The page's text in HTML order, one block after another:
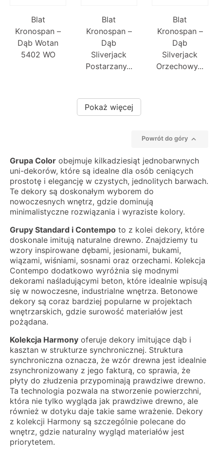
Blat
Kronospan –
Dąb Wotan
5402 WO
Blat
Kronospan –
Dąb
Sliverjack
Postarzany...
Blat
Kronospan –
Dąb
Silverjack
Orzechowy...
Pokaż więcej
Powrót do góry 
Grupa Color obejmuje kilkadziesiąt jednobarwnych
uni-dekorów, które są idealne dla osób ceniących
prostotę i elegancję w czystych, jednolitych barwach.
Te dekory są doskonałym wyborem do
nowoczesnych wnętrz, gdzie dominują
minimalistyczne rozwiązania i wyraziste kolory.
Grupy Standard i Contempo to z kolei dekory, które
doskonale imitują naturalne drewno. Znajdziemy tu
wzory inspirowane dębami, jesionami, bukami,
wiązami, wiśniami, sosnami oraz orzechami. Kolekcja
Contempo dodatkowo wyróżnia się modnymi
dekorami naśladującymi beton, które idealnie wpisują
się w nowoczesne, industrialne wnętrza. Betonowe
dekory są coraz bardziej popularne w projektach
wnętrzarskich, gdzie surowość materiałów jest
pożądana.
Kolekcja Harmony oferuje dekory imitujące dąb i
kasztan w strukturze synchronicznej. Struktura
synchroniczna oznacza, że wzór drewna jest idealnie
zsynchronizowany z jego fakturą, co sprawia, że
płyty do złudzenia przypominają prawdziwe drewno.
Ta technologia pozwala na stworzenie powierzchni,
która nie tylko wygląda jak prawdziwe drewno, ale
również w dotyku daje takie same wrażenie. Dekory
z kolekcji Harmony są szczególnie polecane do
wnętrz, gdzie naturalny wygląd materiałów jest
priorytetem.